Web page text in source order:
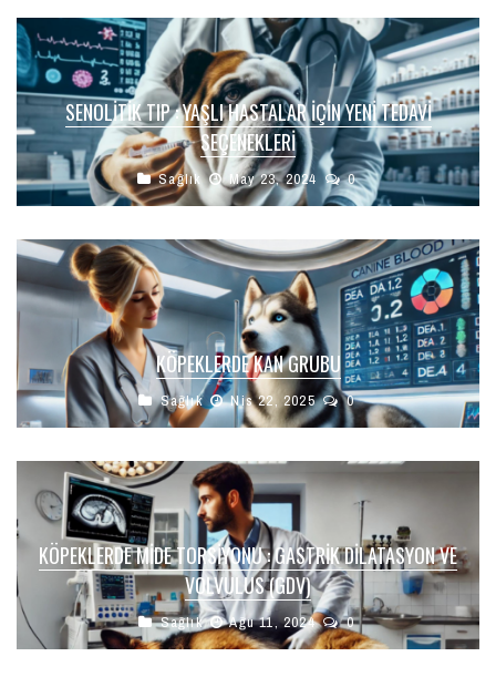
SENOLITIK TIP : YAŞLI HASTALAR İÇIN YENI TEDAVI
SEÇENEKLERI
Sağlık May 23, 2024 0
KÖPEKLERDE KAN GRUBU
Sağlık Nis 22, 2025 0
KÖPEKLERDE MIDE TORSIYONU : GASTRIK DILATASYON VE
VOLVULUS (GDV)
Sağlık Ağu 11, 2024 0